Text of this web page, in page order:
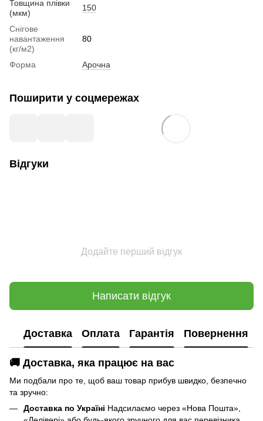
Товщина плівки
(мкм)
150
Снігове
навантаження
(кг/м2)
80
Форма Арочна
Поширити у соцмережах
Відгуки
Додайте перший відгук
Написати відгук
Доставка Оплата Гарантія Повернення
🚚 Доставка, яка працює на вас
Ми подбали про те, щоб ваш товар прибув швидко, безпечно
та зручно:
Доставка по Україні Надсилаємо через «Нова Пошта»,